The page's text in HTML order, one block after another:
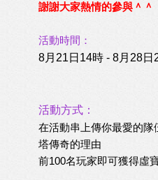
謝謝大家熱情的參與＾＾
活動時間：
8月21日14時 - 8月28日
活動方式：
在活動串上傳你最愛的
塔傳奇的理由
前100名玩家即可獲得虛